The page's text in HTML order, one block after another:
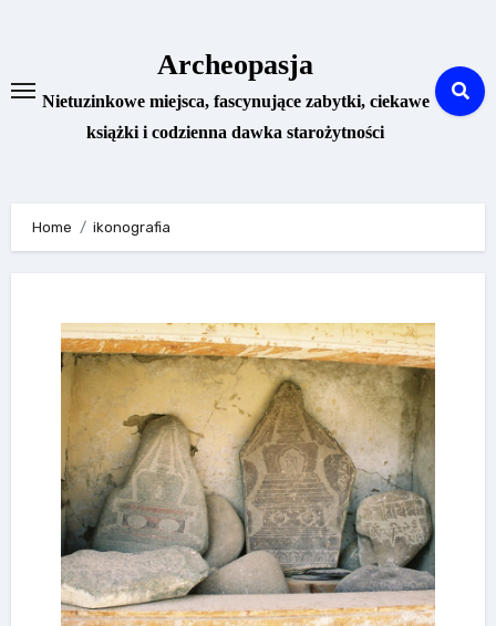
Archeopasja
Nietuzinkowe miejsca, fascynujące zabytki, ciekawe
książki i codzienna dawka starożytności
Home ikonografia